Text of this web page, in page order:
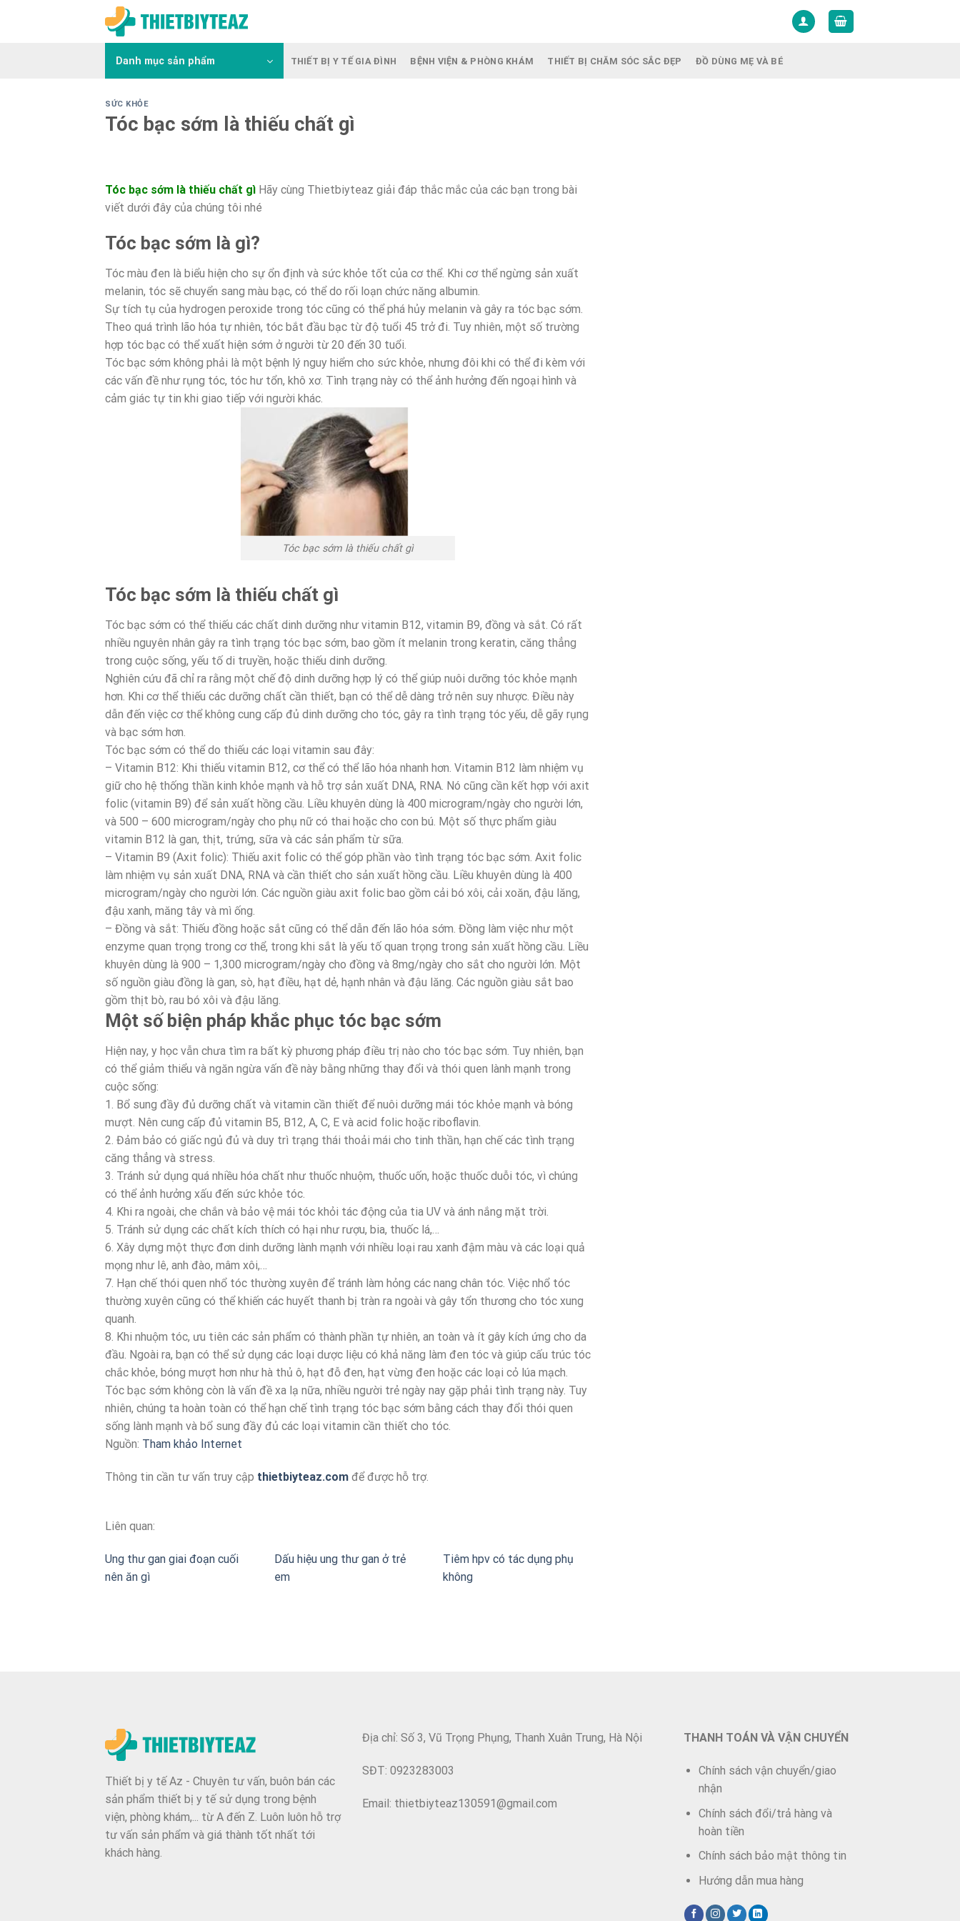
Danh mục sản phẩm THIẾT BỊ Y TẾ GIA ĐÌNH BỆNH VIỆN & PHÒNG KHÁM THIẾT BỊ CHĂM SÓC SẮC ĐẸP ĐỒ DÙNG MẸ VÀ BÉ
SỨC KHỎE
Tóc bạc sớm là thiếu chất gì
Tóc bạc sớm là thiếu chất gì Hãy cùng Thietbiyteaz giải đáp thắc mắc của các bạn trong bài
viết dưới đây của chúng tôi nhé
Tóc bạc sớm là gì?
Tóc màu đen là biểu hiện cho sự ổn định và sức khỏe tốt của cơ thể. Khi cơ thể ngừng sản xuất
melanin, tóc sẽ chuyển sang màu bạc, có thể do rối loạn chức năng albumin.
Sự tích tụ của hydrogen peroxide trong tóc cũng có thể phá hủy melanin và gây ra tóc bạc sớm.
Theo quá trình lão hóa tự nhiên, tóc bắt đầu bạc từ độ tuổi 45 trở đi. Tuy nhiên, một số trường
hợp tóc bạc có thể xuất hiện sớm ở người từ 20 đến 30 tuổi.
Tóc bạc sớm không phải là một bệnh lý nguy hiểm cho sức khỏe, nhưng đôi khi có thể đi kèm với
các vấn đề như rụng tóc, tóc hư tổn, khô xơ. Tình trạng này có thể ảnh hưởng đến ngoại hình và
cảm giác tự tin khi giao tiếp với người khác.
Tóc bạc sớm là thiếu chất gì
Tóc bạc sớm là thiếu chất gì
Tóc bạc sớm có thể thiếu các chất dinh dưỡng như vitamin B12, vitamin B9, đồng và sắt. Có rất
nhiều nguyên nhân gây ra tình trạng tóc bạc sớm, bao gồm ít melanin trong keratin, căng thẳng
trong cuộc sống, yếu tố di truyền, hoặc thiếu dinh dưỡng.
Nghiên cứu đã chỉ ra rằng một chế độ dinh dưỡng hợp lý có thể giúp nuôi dưỡng tóc khỏe mạnh
hơn. Khi cơ thể thiếu các dưỡng chất cần thiết, bạn có thể dễ dàng trở nên suy nhược. Điều này
dẫn đến việc cơ thể không cung cấp đủ dinh dưỡng cho tóc, gây ra tình trạng tóc yếu, dễ gãy rụng
và bạc sớm hơn.
Tóc bạc sớm có thể do thiếu các loại vitamin sau đây:
– Vitamin B12: Khi thiếu vitamin B12, cơ thể có thể lão hóa nhanh hơn. Vitamin B12 làm nhiệm vụ
giữ cho hệ thống thần kinh khỏe mạnh và hỗ trợ sản xuất DNA, RNA. Nó cũng cần kết hợp với axit
folic (vitamin B9) để sản xuất hồng cầu. Liều khuyên dùng là 400 microgram/ngày cho người lớn,
và 500 – 600 microgram/ngày cho phụ nữ có thai hoặc cho con bú. Một số thực phẩm giàu
vitamin B12 là gan, thịt, trứng, sữa và các sản phẩm từ sữa.
– Vitamin B9 (Axit folic): Thiếu axit folic có thể góp phần vào tình trạng tóc bạc sớm. Axit folic
làm nhiệm vụ sản xuất DNA, RNA và cần thiết cho sản xuất hồng cầu. Liều khuyên dùng là 400
microgram/ngày cho người lớn. Các nguồn giàu axit folic bao gồm cải bó xôi, cải xoăn, đậu lăng,
đậu xanh, măng tây và mì ống.
– Đồng và sắt: Thiếu đồng hoặc sắt cũng có thể dẫn đến lão hóa sớm. Đồng làm việc như một
enzyme quan trọng trong cơ thể, trong khi sắt là yếu tố quan trọng trong sản xuất hồng cầu. Liều
khuyên dùng là 900 – 1,300 microgram/ngày cho đồng và 8mg/ngày cho sắt cho người lớn. Một
số nguồn giàu đồng là gan, sò, hạt điều, hạt dẻ, hạnh nhân và đậu lăng. Các nguồn giàu sắt bao
gồm thịt bò, rau bó xôi và đậu lăng.
Một số biện pháp khắc phục tóc bạc sớm
Hiện nay, y học vẫn chưa tìm ra bất kỳ phương pháp điều trị nào cho tóc bạc sớm. Tuy nhiên, bạn
có thể giảm thiểu và ngăn ngừa vấn đề này bằng những thay đổi và thói quen lành mạnh trong
cuộc sống:
1. Bổ sung đầy đủ dưỡng chất và vitamin cần thiết để nuôi dưỡng mái tóc khỏe mạnh và bóng
mượt. Nên cung cấp đủ vitamin B5, B12, A, C, E và acid folic hoặc riboflavin.
2. Đảm bảo có giấc ngủ đủ và duy trì trạng thái thoải mái cho tinh thần, hạn chế các tình trạng
căng thẳng và stress.
3. Tránh sử dụng quá nhiều hóa chất như thuốc nhuộm, thuốc uốn, hoặc thuốc duỗi tóc, vì chúng
có thể ảnh hưởng xấu đến sức khỏe tóc.
4. Khi ra ngoài, che chắn và bảo vệ mái tóc khỏi tác động của tia UV và ánh nắng mặt trời.
5. Tránh sử dụng các chất kích thích có hại như rượu, bia, thuốc lá,…
6. Xây dựng một thực đơn dinh dưỡng lành mạnh với nhiều loại rau xanh đậm màu và các loại quả
mọng như lê, anh đào, mâm xôi,…
7. Hạn chế thói quen nhổ tóc thường xuyên để tránh làm hỏng các nang chân tóc. Việc nhổ tóc
thường xuyên cũng có thể khiến các huyết thanh bị tràn ra ngoài và gây tổn thương cho tóc xung
quanh.
8. Khi nhuộm tóc, ưu tiên các sản phẩm có thành phần tự nhiên, an toàn và ít gây kích ứng cho da
đầu. Ngoài ra, bạn có thể sử dụng các loại dược liệu có khả năng làm đen tóc và giúp cấu trúc tóc
chắc khỏe, bóng mượt hơn như hà thủ ô, hạt đỗ đen, hạt vừng đen hoặc các loại cỏ lúa mạch.
Tóc bạc sớm không còn là vấn đề xa lạ nữa, nhiều người trẻ ngày nay gặp phải tình trạng này. Tuy
nhiên, chúng ta hoàn toàn có thể hạn chế tình trạng tóc bạc sớm bằng cách thay đổi thói quen
sống lành mạnh và bổ sung đầy đủ các loại vitamin cần thiết cho tóc.
Nguồn: Tham khảo Internet
Thông tin cần tư vấn truy cập thietbiyteaz.com để được hỗ trợ.
Liên quan:
Ung thư gan giai đoạn cuối
nên ăn gì
Dấu hiệu ung thư gan ở trẻ
em
Tiêm hpv có tác dụng phụ
không
Thiết bị y tế Az - Chuyên tư vấn, buôn bán các
sản phẩm thiết bị y tế sử dụng trong bệnh
viện, phòng khám,... từ A đến Z. Luôn luôn hỗ trợ
tư vấn sản phẩm và giá thành tốt nhất tới
khách hàng.
Địa chỉ: Số 3, Vũ Trọng Phụng, Thanh Xuân Trung, Hà Nội
SĐT: 0923283003
Email: thietbiyteaz130591@gmail.com
THANH TOÁN VÀ VẬN CHUYỂN
Chính sách vận chuyển/giao
nhận
Chính sách đổi/trả hàng và
hoàn tiền
Chính sách bảo mật thông tin
Hướng dẫn mua hàng